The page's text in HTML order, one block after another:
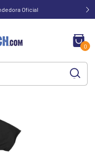
FRETE GRÁTIS
0